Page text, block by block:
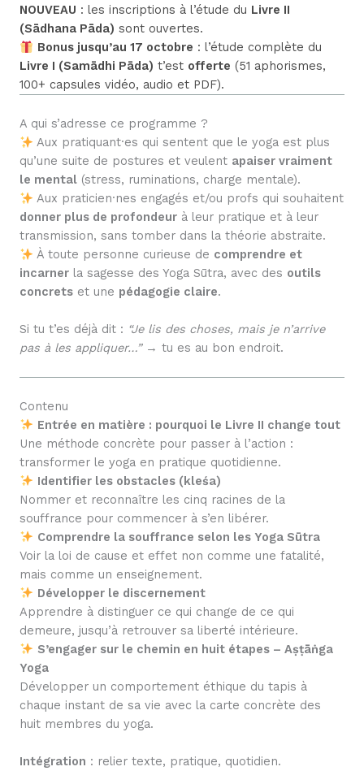
NOUVEAU : les inscriptions à l’étude du Livre II
(Sādhana Pāda) sont ouvertes.
Bonus jusqu’au 17 octobre : l’étude complète du
Livre I (Samādhi Pāda) t’est offerte (51 aphorismes,
100+ capsules vidéo, audio et PDF).
A qui s’adresse ce programme ?
Aux pratiquant·es qui sentent que le yoga est plus
qu’une suite de postures et veulent apaiser vraiment
le mental (stress, ruminations, charge mentale).
Aux praticien·nes engagés et/ou profs qui souhaitent
donner plus de profondeur à leur pratique et à leur
transmission, sans tomber dans la théorie abstraite.
À toute personne curieuse de comprendre et
incarner la sagesse des Yoga Sūtra, avec des outils
concrets et une pédagogie claire.
Si tu t’es déjà dit : “Je lis des choses, mais je n’arrive
pas à les appliquer…”→ tu es au bon endroit.
Contenu
Entrée en matière : pourquoi le Livre II change tout
Une méthode concrète pour passer à l’action :
transformer le yoga en pratique quotidienne.
Identifier les obstacles (kleśa)
Nommer et reconnaître les cinq racines de la
souffrance pour commencer à s’en libérer.
Comprendre la souffrance selon les Yoga Sūtra
Voir la loi de cause et effet non comme une fatalité,
mais comme un enseignement.
Développer le discernement
Apprendre à distinguer ce qui change de ce qui
demeure, jusqu’à retrouver sa liberté intérieure.
S’engager sur le chemin en huit étapes – Aṣṭāṅga
Yoga
Développer un comportement éthique du tapis à
chaque instant de sa vie avec la carte concrète des
huit membres du yoga.
Intégration : relier texte, pratique, quotidien.